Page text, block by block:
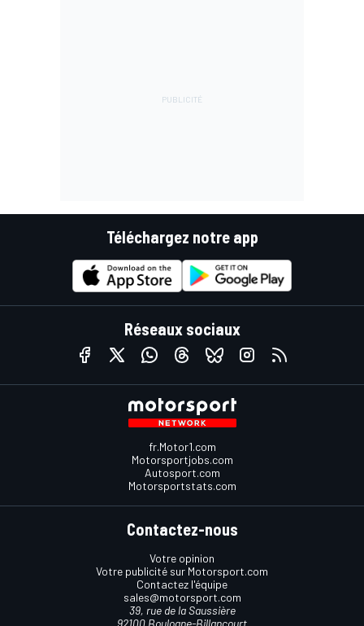
Téléchargez notre app
Réseaux sociaux
fr.Motor1.com
Motorsportjobs.com
Autosport.com
Motorsportstats.com
Contactez-nous
Votre opinion
Votre publicité sur Motorsport.com
Contactez l'équipe
sales@motorsport.com
39, rue de la Saussière
92100 Boulogne-Billancourt